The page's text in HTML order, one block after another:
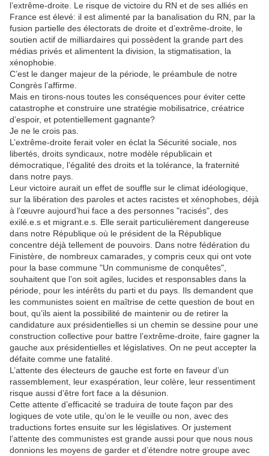
l’extrême-droite. Le risque de victoire du RN et de ses alliés en
France est élevé: il est alimenté par la banalisation du RN, par la
fusion partielle des électorats de droite et d’extrême-droite, le
soutien actif de milliardaires qui possèdent la grande part des
médias privés et alimentent la division, la stigmatisation, la
xénophobie.
C’est le danger majeur de la période, le préambule de notre
Congrès l’affirme.
Mais en tirons-nous toutes les conséquences pour éviter cette
catastrophe et construire une stratégie mobilisatrice, créatrice
d’espoir, et potentiellement gagnante?
Je ne le crois pas.
L’extrême-droite ferait voler en éclat la Sécurité sociale, nos
libertés, droits syndicaux, notre modèle républicain et
démocratique, l’égalité des droits et la tolérance, la fraternité
dans notre pays.
Leur victoire aurait un effet de souffle sur le climat idéologique,
sur la libération des paroles et actes racistes et xénophobes, déjà
à l’œuvre aujourd’hui face a des personnes "racisés", des
exilé.e.s et migrant.e.s. Elle serait particulièrement dangereuse
dans notre République où le président de la République
concentre déjà tellement de pouvoirs. Dans notre fédération du
Finistère, de nombreux camarades, y compris ceux qui ont vote
pour la base commune "Un communisme de conquêtes",
souhaitent que l’on soit agiles, lucides et responsables dans la
période, pour les intérêts du parti et du pays. Ils demandent que
les communistes soient en maîtrise de cette question de bout en
bout, qu’ils aient la possibilité de maintenir ou de retirer la
candidature aux présidentielles si un chemin se dessine pour une
construction collective pour battre l’extrême-droite, faire gagner la
gauche aux présidentielles et législatives. On ne peut accepter la
défaite comme une fatalité.
L’attente des électeurs de gauche est forte en faveur d’un
rassemblement, leur exaspération, leur colère, leur ressentiment
risque aussi d’être fort face a la désunion.
Cette attente d’efficacité se traduira de toute façon par des
logiques de vote utile, qu’on le le veuille ou non, avec des
traductions fortes ensuite sur les législatives. Or justement
l’attente des communistes est grande aussi pour que nous nous
donnions les moyens de garder et d’étendre notre groupe avec